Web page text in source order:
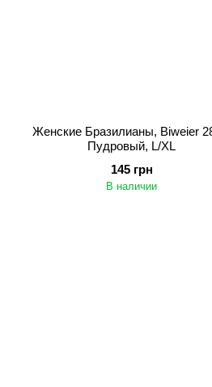
Женские Бразилианы, Biweier
Пудровый, L/XL
145 грн
В наличии